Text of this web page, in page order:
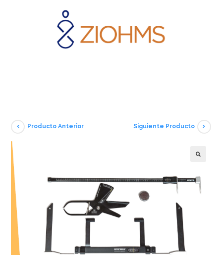
Producto Anterior Siguiente Producto